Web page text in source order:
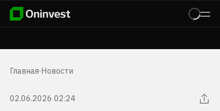
Главная·Новости
02.06.2026 02:24